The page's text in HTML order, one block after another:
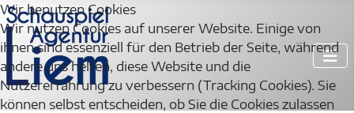
Wir benutzen Cookies
Wir nutzen Cookies auf unserer Website. Einige von
ihnen sind essenziell für den Betrieb der Seite, während
andere uns helfen, diese Website und die
Nutzererfahrung zu verbessern (Tracking Cookies). Sie
können selbst entscheiden, ob Sie die Cookies zulassen